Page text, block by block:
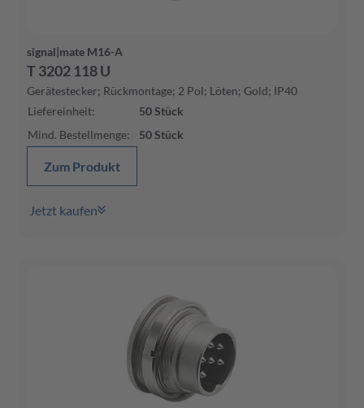
signal|mate M16-A
T 3202 118 U
Gerätestecker; Rückmontage; 2 Pol; Löten; Gold; IP40
Liefereinheit: 50Stück
Mind. Bestellmenge: 50Stück
Zum Produkt
Jetzt kaufen